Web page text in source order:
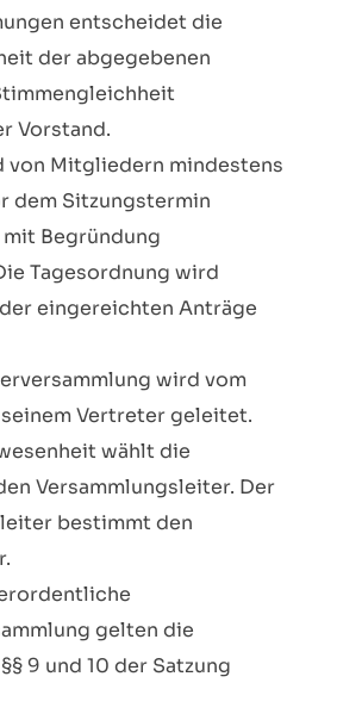
entscheidet die
der abgegebenen
Vorstand.
von Mitgliedern mindestens
dem Sitzungstermin
Begründung
Tagesordnung wird
eingereichten Anträge
wird vom
Vertreter geleitet.
wählt die
Versammlungsleiter. Der
bestimmt den
gelten die
9 und 10 der Satzung